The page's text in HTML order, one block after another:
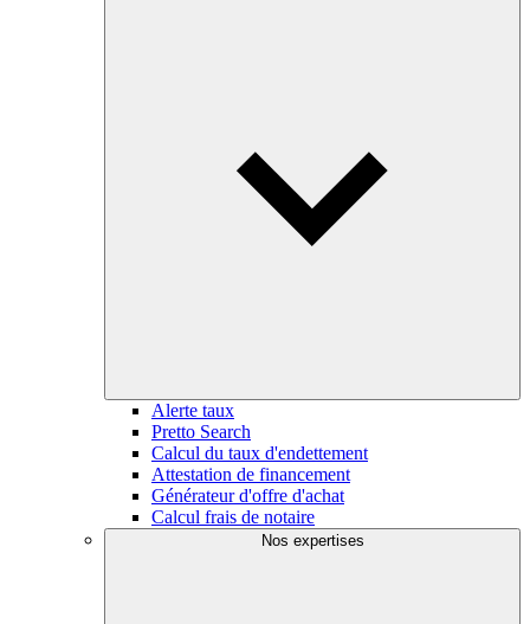
Alerte taux
Pretto Search
Calcul du taux d'endettement
Attestation de financement
Générateur d'offre d'achat
Calcul frais de notaire
Nos expertises